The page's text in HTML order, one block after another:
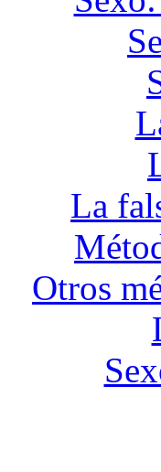
La
Otros